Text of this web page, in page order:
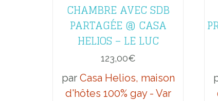
CHAMBRE AVEC SDB
PARTAGÉE @ CASA
HELIOS – LE LUC
123,00€
par Casa Helios, maison
d'hôtes 100% gay - Var